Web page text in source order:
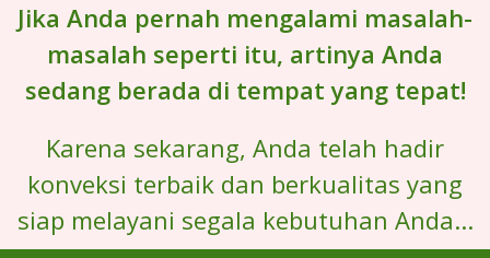
Jika Anda pernah mengalami masalah-
masalah seperti itu, artinya Anda
sedang berada di tempat yang tepat!
Karena sekarang, Anda telah hadir
konveksi terbaik dan berkualitas yang
siap melayani segala kebutuhan Anda...